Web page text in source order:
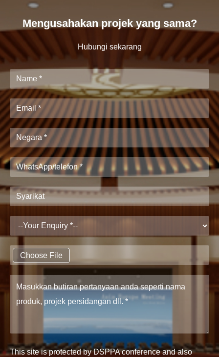
Mengusahakan projek yang sama?
Hubungi sekarang
Choose File
This site is protected by DSPPA conference and also